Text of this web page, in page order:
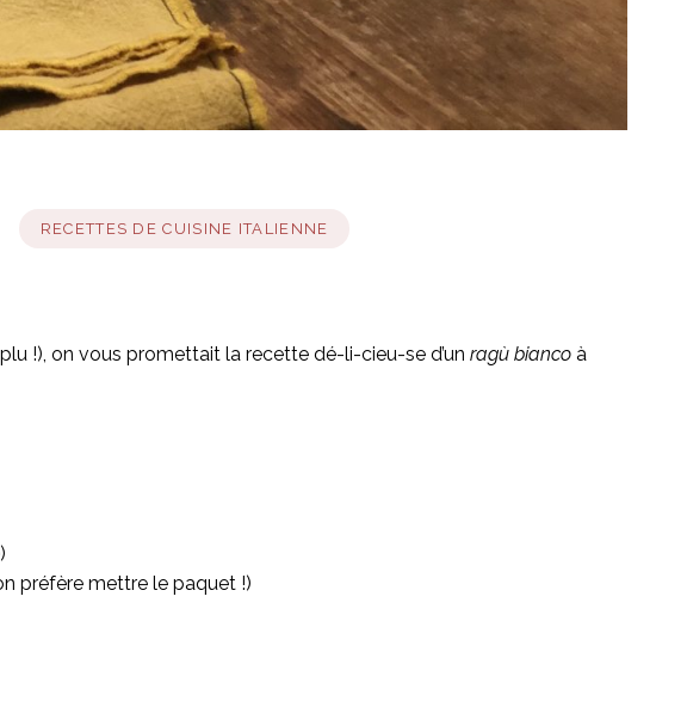
RECETTES DE CUISINE ITALIENNE
!), on vous promettait la recette dé-li-cieu-se d’un ragù biancoà
préfère mettre le paquet !)